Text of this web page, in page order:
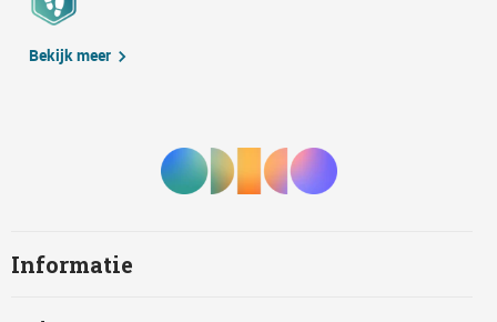
Bekijk meer
Informatie